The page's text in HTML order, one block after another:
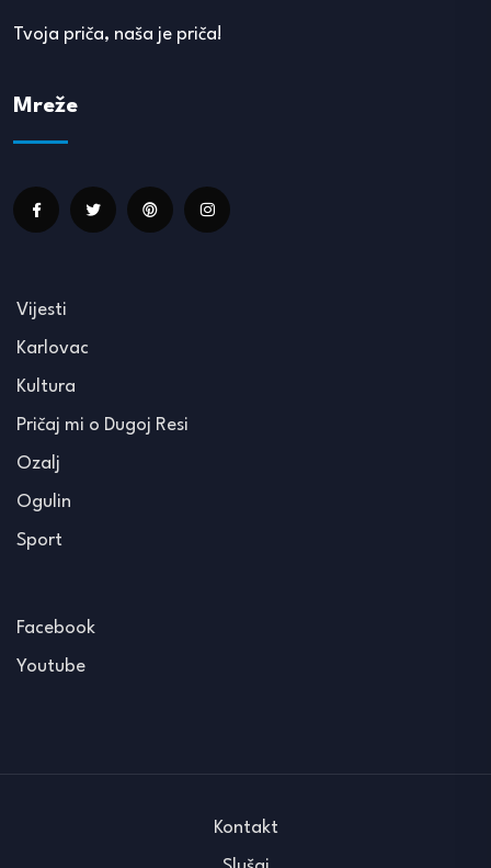
Tvoja priča, naša je priča!
Mreže
Vijesti
Karlovac
Kultura
Pričaj mi o Dugoj Resi
Ozalj
Ogulin
Sport
Facebook
Youtube
Kontakt